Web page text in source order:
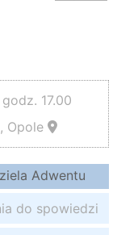
17.00
Opole
Adwentu
do spowiedzi